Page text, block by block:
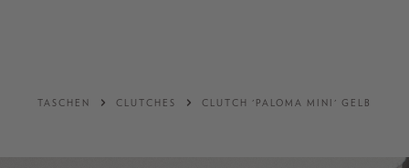
TASCHEN CLUTCHES CLUTCH 'PALOMA MINI' GELB